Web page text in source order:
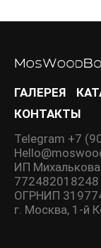
ГАЛЕРЕЯ
КОНТАКТЫ
Telegram +7
ИП
772482018248
ОГРНИП
г. Москва, 1-й